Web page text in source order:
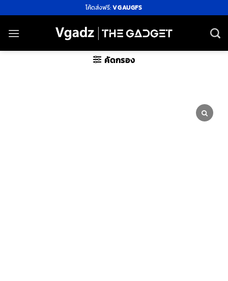
ไป
ยัง
โค้ดส่งฟรี:VGAUGFS
คัดกรอง